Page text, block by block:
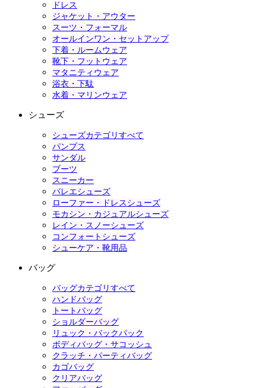
ドレス
ジャケット・アウター
スーツ・フォーマル
オールインワン・セットアップ
下着・ルームウェア
靴下・フットウェア
マタニティウェア
浴衣・下駄
水着・マリンウェア
シューズ
シューズカテゴリすべて
パンプス
サンダル
ブーツ
スニーカー
バレエシューズ
ローファー・ドレスシューズ
モカシン・カジュアルシューズ
レイン・スノーシューズ
コンフォートシューズ
シューケア・靴用品
バッグ
バッグカテゴリすべて
ハンドバッグ
トートバッグ
ショルダーバッグ
リュック・バックパック
ボディバッグ・サコッシュ
クラッチ・パーティバッグ
カゴバッグ
クリアバッグ